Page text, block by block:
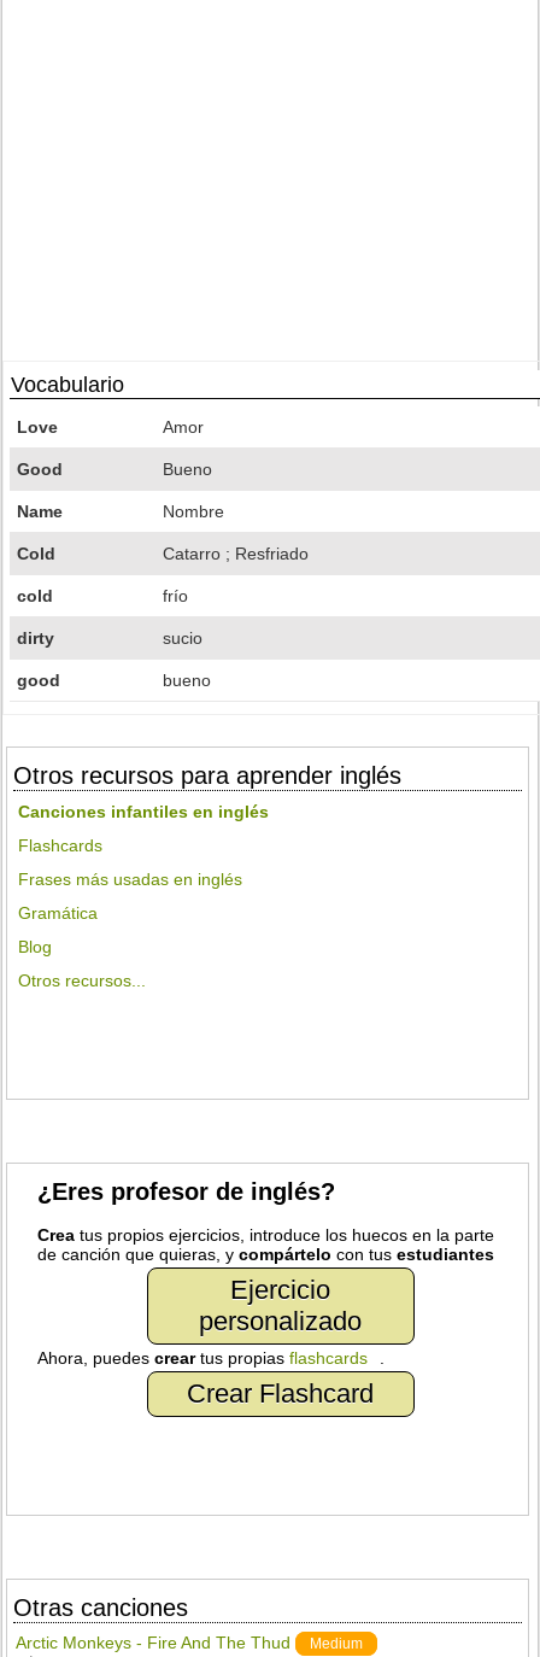
Vocabulario
Love Amor
Good Bueno
Name Nombre
Cold Catarro ; Resfriado
cold frío
dirty sucio
good bueno
Otros recursos para aprender inglés
Canciones infantiles en inglés
Flashcards
Frases más usadas en inglés
Gramática
Blog
Otros recursos...
¿Eres profesor de inglés?
Crea tus propios ejercicios, introduce los huecos en la parte
de canción que quieras, ycompártelo con tusestudiantes
Ejercicio
personalizado
Ahora, puedescreartus propiasflashcards
Crear Flashcard
Otras canciones
Arctic Monkeys - Fire And The Thud Medium